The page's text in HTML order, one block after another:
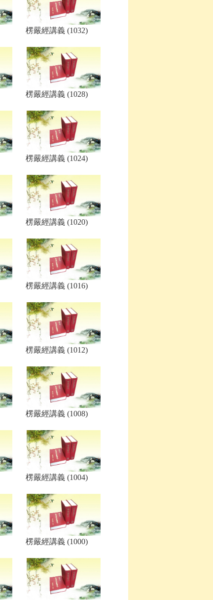
楞嚴經講義 (1032)
楞嚴經講義 (1028)
楞嚴經講義 (1024)
楞嚴經講義 (1020)
楞嚴經講義 (1016)
楞嚴經講義 (1012)
楞嚴經講義 (1008)
楞嚴經講義 (1004)
楞嚴經講義 (1000)